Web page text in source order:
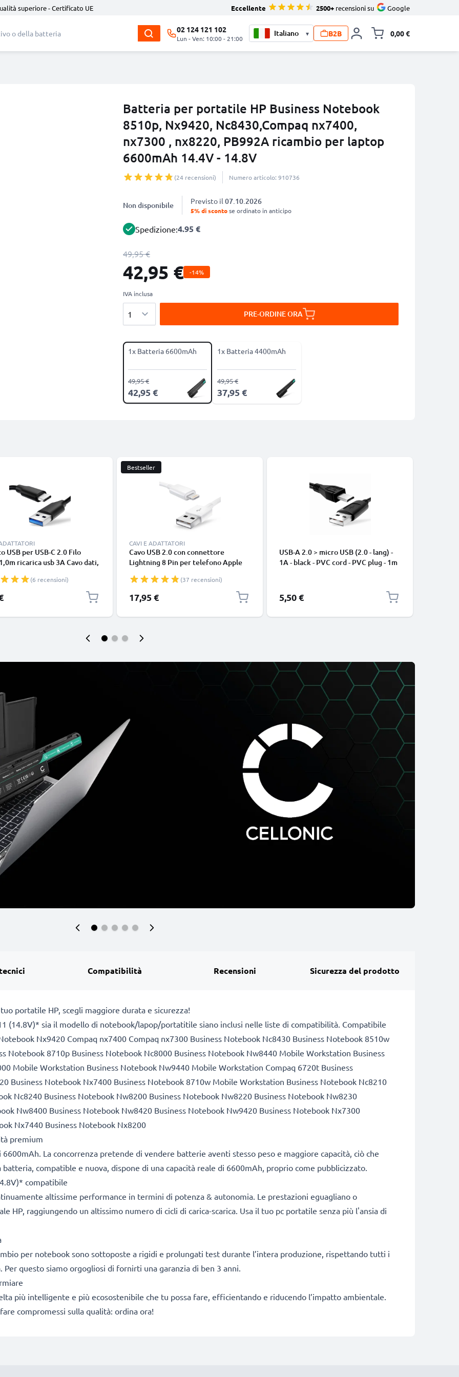
superiore - Certificato UE Eccellente 2500+ recensioni su Google
02 124 121 102
Lun - Ven: 10:00 - 21:00
▾ B2B 0,00 €
Batteria per portatile HP Business Notebook
8510p, Nx9420, Nc8430,Compaq nx7400,
nx7300 , nx8220, PB992A ricambio per laptop
6600mAh 14.4V - 14.8V
(24 recensioni) Numero articolo: 910736
Non disponibile Previsto il 07.10.2026
5% di scontose ordinato in anticipo
Spedizione:4.95 €
49,95 €
42,95 € -14%
IVA inclusa
PRE-ORDINE ORA
1x Batteria 6600mAh
42,95 €
49,95 €
1x Batteria 4400mAh
37,95 €
49,95 €
USB per USB-C 2.0 Filo
ricarica usb 3A Cavo dati,
(Samsung, Huawei,
Pixel), fotocamera Canon,
Lumix, Sony connettore
(6 recensioni)
Bestseller
CAVI E ADATTATORI
Cavo USB 2.0 con connettore
Lightning 8 Pin per telefono Apple
SE filo di 1m cavetto dati & ricarica
in bianco per cellulare
(37 recensioni)
17,95 €
USB-A 2.0 > micro USB (2.0 - lang) -
1A - black - PVC cord - PVC plug - 1m
5,50 €
Compatibilità Recensioni Sicurezza del prodotto
portatile HP, scegli maggiore durata e sicurezza!
(14.8V)* sia il modello di notebook/lapop/portatitile siano inclusi nelle liste di compatibilità. Compatibile
Nx9420 Compaq nx7400 Compaq nx7300 Business Notebook Nc8430 Business Notebook 8510w
Notebook 8710p Business Notebook Nc8000 Business Notebook Nw8440 Mobile Workstation Business
Mobile Workstation Business Notebook Nw9440 Mobile Workstation Compaq 6720t Business
Business Notebook Nx7400 Business Notebook 8710w Mobile Workstation Business Notebook Nc8210
Nc8240 Business Notebook Nw8200 Business Notebook Nw8220 Business Notebook Nw8230
Nw8400 Business Notebook Nw8420 Business Notebook Nw9420 Business Notebook Nx7300
Nx7440 Business Notebook Nx8200
premium
6600mAh. La concorrenza pretende di vendere batterie aventi stesso peso e maggiore capacità, ciò che
compatible e nuova, dispone di una capacità reale di 6600mAh, proprio come pubblicizzato.
compatibile
altissime performance in termini di potenza & autonomia. Le prestazioni eguagliano o
HP, raggiungendo un altissimo numero di cicli di carica-scarica. Usa il tuo pc portatile senza più l'ansia di
per notebook sono sottoposte a rigidi e prolungati test durante l’intera produzione, rispettando tutti i
questo siamo orgogliosi di fornirti una garanzia di ben 3 anni.
più intelligente e più ecosostenibile che tu possa fare, efficientando e riducendo l’impatto ambientale.
compromessi sulla qualità: ordina ora!